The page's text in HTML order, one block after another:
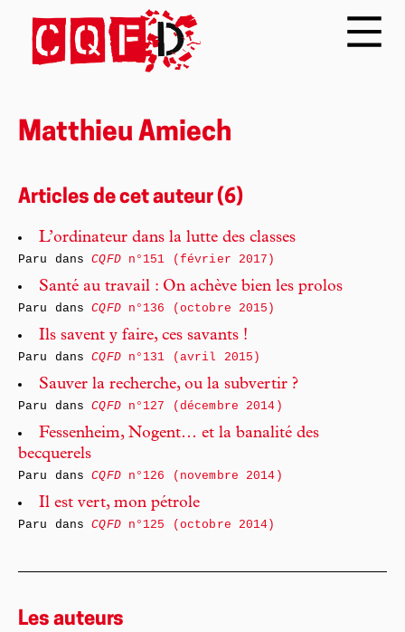
Matthieu Amiech
Articles de cet auteur (6)
L’ordinateur dans la lutte des classes
Paru dansCQFDn°151 (février 2017)
Santé au travail : On achève bien les prolos
Paru dansCQFDn°136 (octobre 2015)
Ils savent y faire, ces savants !
Paru dansCQFDn°131 (avril 2015)
Sauver la recherche, ou la subvertir ?
Paru dansCQFDn°127 (décembre 2014)
Fessenheim, Nogent… et la banalité des
becquerels
Paru dansCQFDn°126 (novembre 2014)
Il est vert, mon pétrole
Paru dansCQFDn°125 (octobre 2014)
Les auteurs